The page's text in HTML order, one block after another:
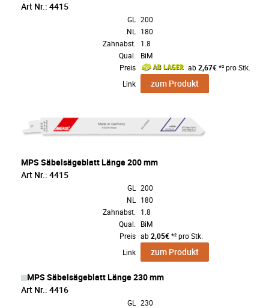
Art Nr.: 4415
GL
200
NL
180
Zahnabst.
1.8
Qual.
BiM
Preis
ab2,67€*² pro Stk.
Link
zum Produkt
MPS Säbelsägeblatt Länge 200 mm
Art Nr.: 4415
GL
200
NL
180
Zahnabst.
1.8
Qual.
BiM
Preis ab2,05€*² pro Stk.
Link
zum Produkt
MPS Säbelsägeblatt Länge 230 mm
Art Nr.: 4416
GL
230